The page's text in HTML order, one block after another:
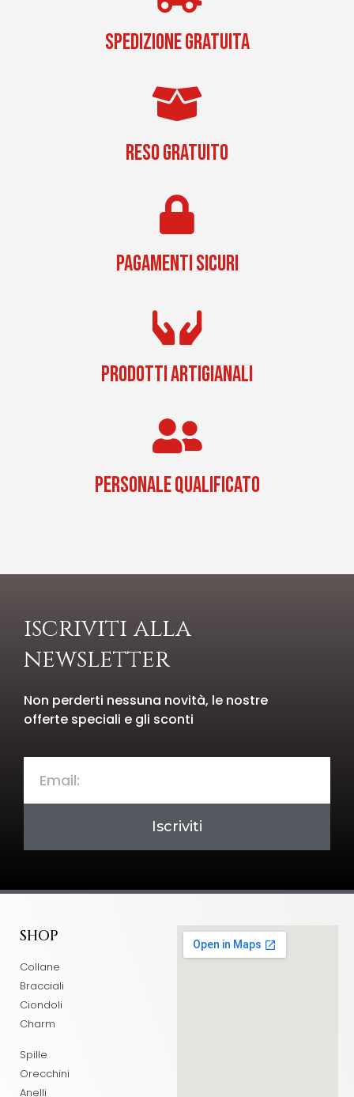
SPEDIZIONE GRATUITA
RESO GRATUITO
PAGAMENTI SICURI
PRODOTTI ARTIGIANALI
PERSONALE QUALIFICATO
iscriviti alla
newsletter
Non perderti nessuna novità, le nostre
offerte speciali e gli sconti
Iscriviti
SHOP
Collane
Bracciali
Ciondoli
Charm
Spille
Orecchini
Anelli